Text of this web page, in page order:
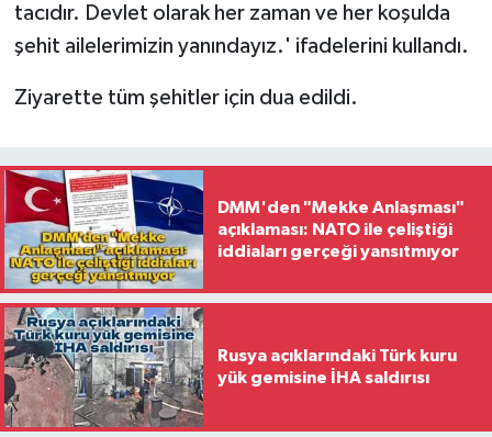
tacıdır. Devlet olarak her zaman ve her koşulda
şehit ailelerimizin yanındayız.' ifadelerini kullandı.
Ziyarette tüm şehitler için dua edildi.
DMM'den "Mekke Anlaşması"
açıklaması: NATO ile çeliştiği
iddiaları gerçeği yansıtmıyor
Rusya açıklarındaki Türk kuru
yük gemisine İHA saldırısı